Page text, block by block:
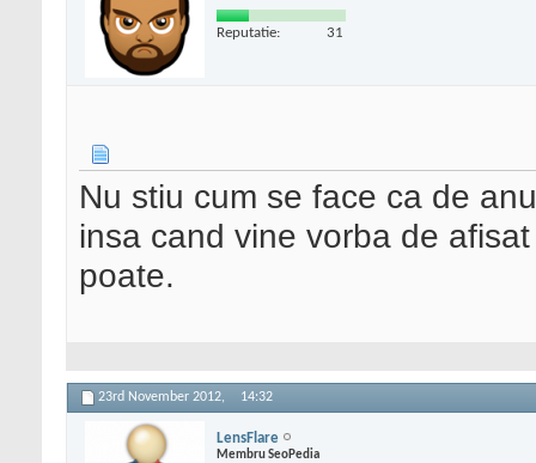
Reputatie: 31
Nu stiu cum se face ca de
insa cand vine vorba de
poate.
23rd November 2012, 14:32
LensFlare
Membru SeoPedia